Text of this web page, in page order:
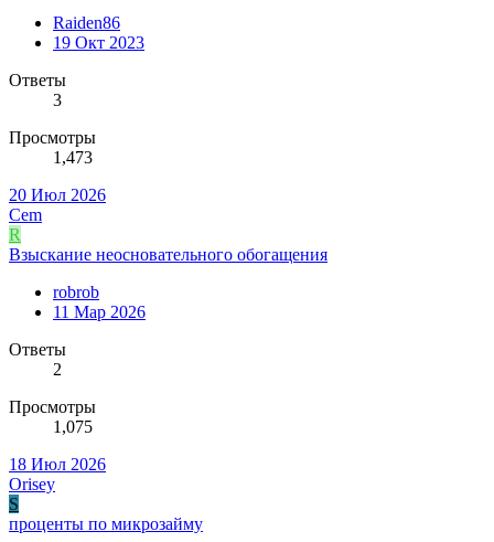
Raiden86
19 Окт 2023
Ответы
3
Просмотры
1,473
20 Июл 2026
Cem
R
Взыскание неосновательного обогащения
robrob
11 Мар 2026
Ответы
2
Просмотры
1,075
18 Июл 2026
Orisey
S
проценты по микрозайму